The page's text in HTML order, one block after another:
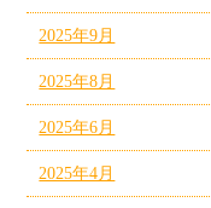
2025年9月
2025年8月
2025年6月
2025年4月